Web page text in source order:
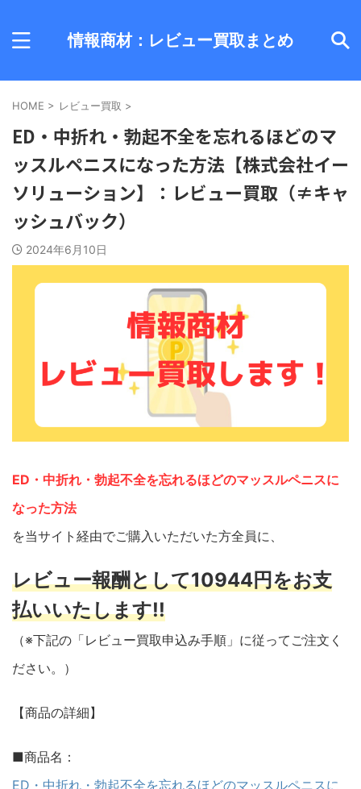
情報商材：レビュー買取まとめ
HOME > レビュー買取 >
ED・中折れ・勃起不全を忘れるほどのマ
ッスルペニスになった方法【株式会社イー
ソリューション】：レビュー買取（≠キャ
ッシュバック）
2024年6月10日
ED・中折れ・勃起不全を忘れるほどのマッスルペニスに
なった方法
を当サイト経由でご購入いただいた方全員に、
レビュー報酬として10944円をお支
払いいたします!!
（※下記の「レビュー買取申込み手順」に従ってご注文く
ださい。）
【商品の詳細】
■商品名：
ED・中折れ・勃起不全を忘れるほどのマッスルペニスに